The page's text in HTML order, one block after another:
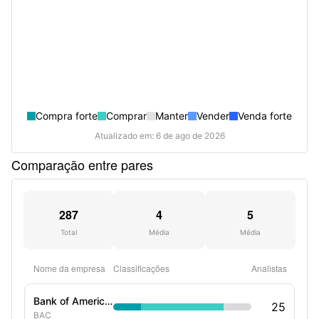
Compra forte Comprar Manter Vender Venda forte
Atualizado em: 6 de ago de 2026
Comparação entre pares
287
Total
4
Média
5
Média
Nome da empresa Classificações Analistas
Bank of America Corp
BAC
25